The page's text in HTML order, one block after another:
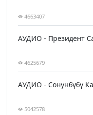
4663407
АУДИО - Президент
4625679
АУДИО - Сонунбүбү
5042578